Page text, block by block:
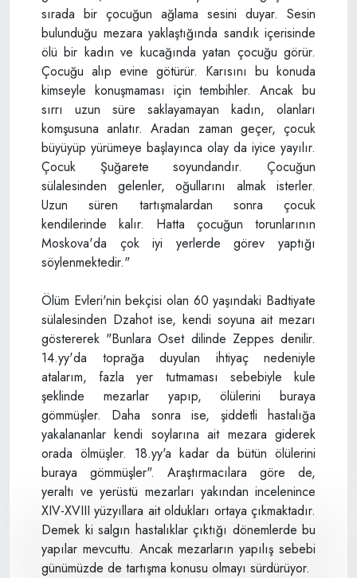
sırada bir çocuğun ağlama sesini duyar. Sesin
bulunduğu mezara yaklaştığında sandık içerisinde
ölü bir kadın ve kucağında yatan çocuğu görür.
Çocuğu alıp evine götürür. Karısını bu konuda
kimseyle konuşmaması için tembihler. Ancak bu
sırrı uzun süre saklayamayan kadın, olanları
komşusuna anlatır. Aradan zaman geçer, çocuk
büyüyüp yürümeye başlayınca olay da iyice yayılır.
Çocuk Şuğarete soyundandır. Çocuğun
sülalesinden gelenler, oğullarını almak isterler.
Uzun süren tartışmalardan sonra çocuk
kendilerinde kalır. Hatta çocuğun torunlarının
Moskova'da çok iyi yerlerde görev yaptığı
söylenmektedir."
Ölüm Evleri'nin bekçisi olan 60 yaşındaki Badtiyate
sülalesinden Dzahot ise, kendi soyuna ait mezarı
göstererek "Bunlara Oset dilinde Zeppes denilir.
14.yy'da toprağa duyulan ihtiyaç nedeniyle
atalarım, fazla yer tutmaması sebebiyle kule
şeklinde mezarlar yapıp, ölülerini buraya
gömmüşler. Daha sonra ise, şiddetli hastalığa
yakalananlar kendi soylarına ait mezara giderek
orada ölmüşler. 18.yy'a kadar da bütün ölülerini
buraya gömmüşler". Araştırmacılara göre de,
yeraltı ve yerüstü mezarları yakından incelenince
XIV-XVIII yüzyıllara ait oldukları ortaya çıkmaktadır.
Demek ki salgın hastalıklar çıktığı dönemlerde bu
yapılar mevcuttu. Ancak mezarların yapılış sebebi
günümüzde de tartışma konusu olmayı sürdürüyor.